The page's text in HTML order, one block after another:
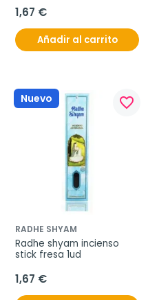
1,67 €
Añadir al carrito
Nuevo favorite_border
RADHE SHYAM
Radhe shyam incienso
stick fresa 1ud
1,67 €